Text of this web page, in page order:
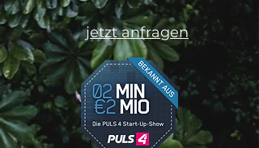
jetzt anfragen